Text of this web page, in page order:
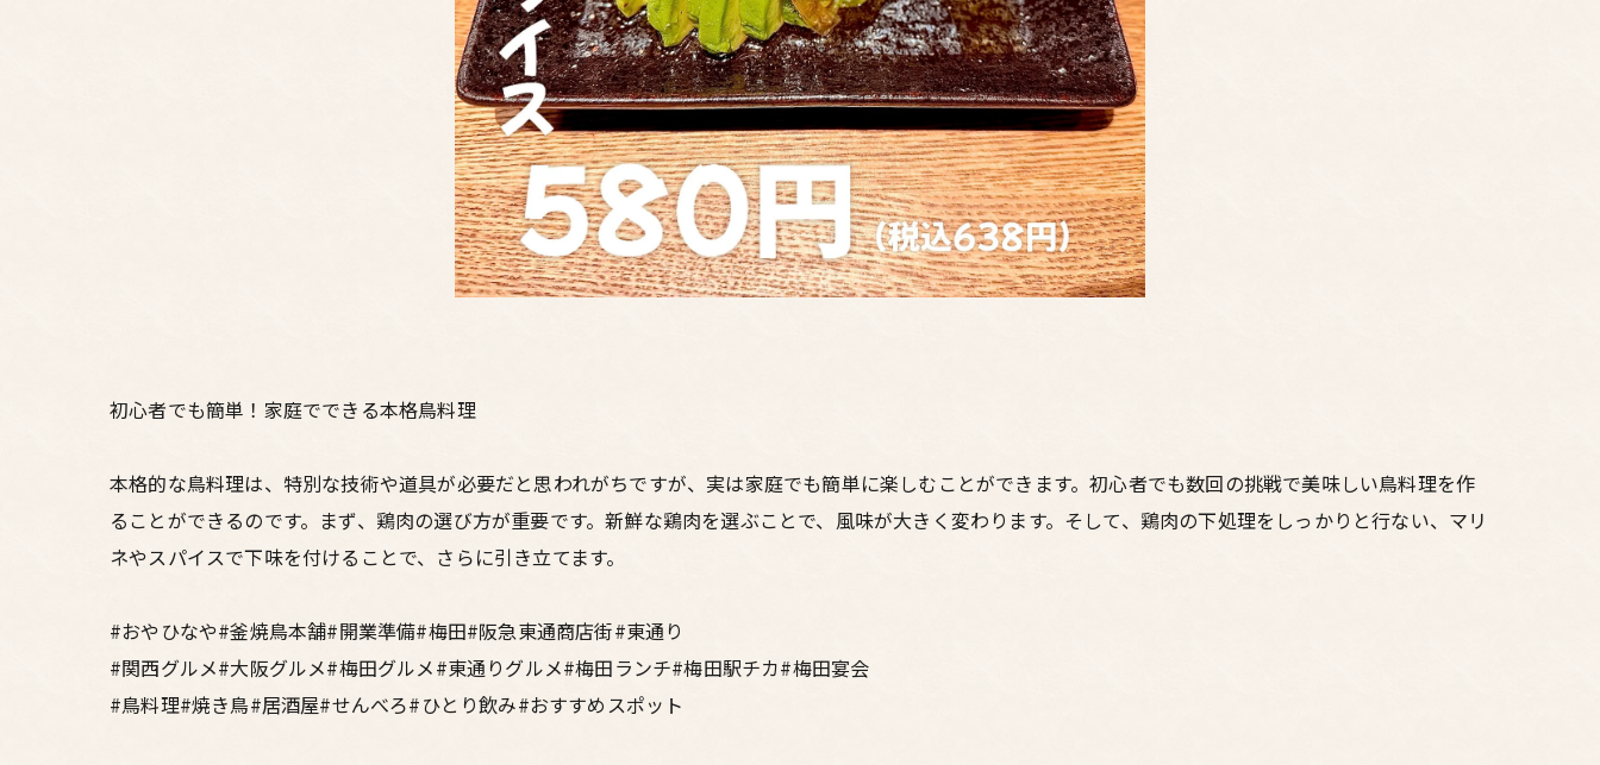
初心者でも簡単！家庭でできる本格鳥料理
本格的な鳥料理は、特別な技術や道具が必要だと思われがちですが、実は家庭でも簡単に楽しむことができます。初心者でも数回の挑戦で美味しい鳥料理を作
ることができるのです。まず、鶏肉の選び方が重要です。新鮮な鶏肉を選ぶことで、風味が大きく変わります。そして、鶏肉の下処理をしっかりと行ない、マリ
ネやスパイスで下味を付けることで、さらに引き立てます。
#おやひなや#釜焼鳥本舗#開業準備#梅田#阪急東通商店街#東通り
#関西グルメ#大阪グルメ#梅田グルメ#東通りグルメ#梅田ランチ#梅田駅チカ#梅田宴会
#鳥料理#焼き鳥#居酒屋#せんべろ#ひとり飲み#おすすめスポット